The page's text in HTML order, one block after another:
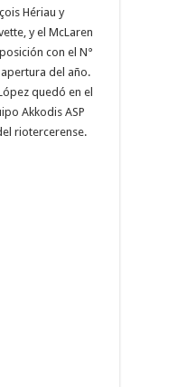
Hériau y
y el McLaren
con el N°
del año.
quedó en el
Akkodis ASP
riotercerense.